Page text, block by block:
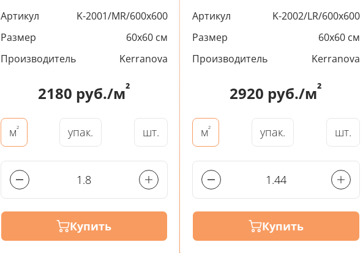
Артикул
K-2001/MR/600x600
Размер
60x60 см
Производитель
Kerranova
2180 руб./м²
м² упак. шт.
Купить
Артикул
K-2002/LR/600x600
Размер
60x60 см
Производитель
Kerranova
2920 руб./м²
м² упак. шт.
Купить